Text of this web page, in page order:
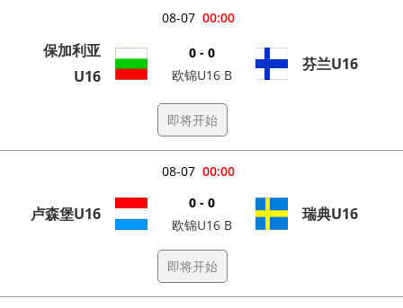
00:00
08-07
保加利亚
U16
0 - 0
欧锦U16 B
芬兰U16
即将开始
00:00
08-07
卢森堡U16
0 - 0
欧锦U16 B
瑞典U16
即将开始